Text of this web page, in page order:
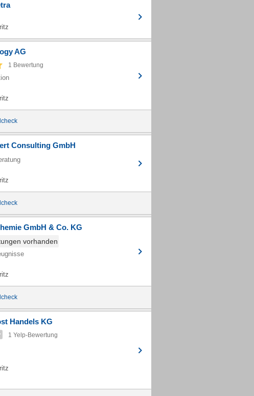
AG
1 Bewertung
Consulting GmbH
GmbH & Co. KG
vorhanden
Handels KG
1 Yelp-Bewertung